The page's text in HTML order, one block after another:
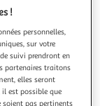
!
personnelles,
sur votre
suivi prendront en
partenaires traitons
elles seront
il est possible que
soient pas pertinents